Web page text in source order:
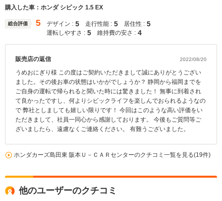
購入した車：ホンダ シビック 1.5 EX
総合評価 5 デザイン : 5 走行性能 : 5 居住性 : 5
運転しやすさ : 5 維持費の安さ : 4
販売店の返信 2022/08/20
うめおにぎり様 この度はご契約いただきまして誠にありがとうござい
ました。その後お車の状態はいかがでしょうか？ 静岡から福岡までを
ご自身の運転で帰られると聞いた時には驚きました！ 無事に到着され
て良かったですし、何よりシビックライフを楽しんでおられるようなの
で 弊社としましても嬉しい限りです！ 今回はこのような高い評価をい
ただきまして、社員一同心から感謝しております。 今後もご質問等ご
ざいましたら、遠慮なくご連絡ください。 有難うございました。
ホンダカーズ島田東 阪本Ｕ－ＣＡＲセンターのクチコミ一覧を見る(19件)
他のユーザーのクチコミ